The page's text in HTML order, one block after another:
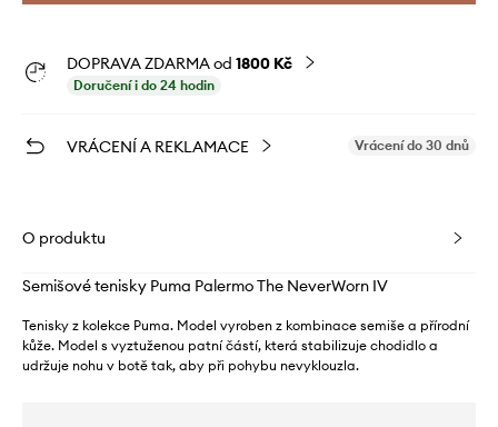
DOPRAVA ZDARMA od 1800 Kč
Doručení i do 24 hodin
VRÁCENÍ A REKLAMACE Vrácení do 30 dnů
O produktu
Semišové tenisky Puma Palermo The NeverWorn IV
Tenisky z kolekce Puma. Model vyroben z kombinace semiše a přírodní
kůže. Model s vyztuženou patní částí, která stabilizuje chodidlo a
udržuje nohu v botě tak, aby při pohybu nevyklouzla.